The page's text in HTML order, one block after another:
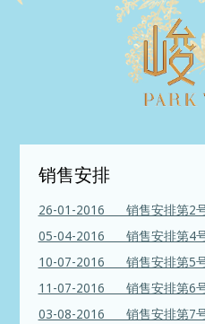
销售安排
26-01-2016 销售安排第2
05-04-2016 销售安排第4
10-07-2016 销售安排第5
11-07-2016 销售安排第6
03-08-2016 销售安排第7